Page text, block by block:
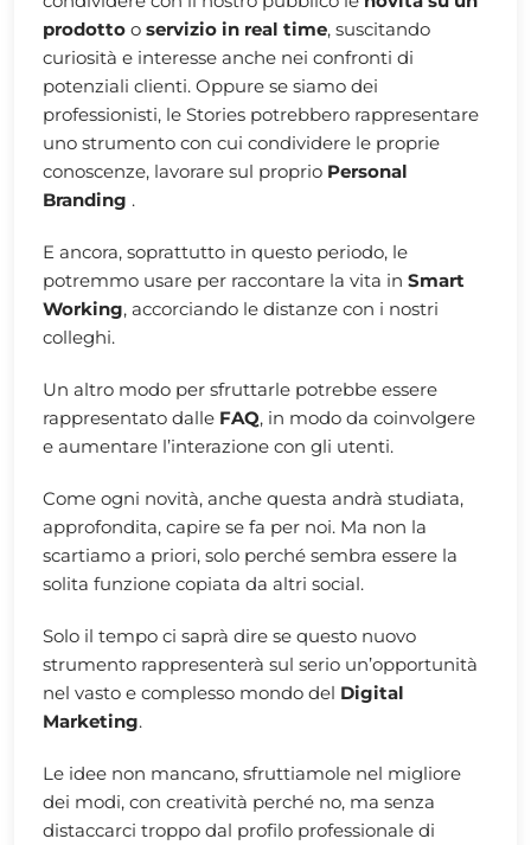
prodotto o servizio in real time, suscitando
curiosità e interesse anche nei confronti di
potenziali clienti. Oppure se siamo dei
professionisti, le Stories potrebbero rappresentare
uno strumento con cui condividere le proprie
conoscenze, lavorare sul proprio Personal
Branding .
E ancora, soprattutto in questo periodo, le
potremmo usare per raccontare la vita in Smart
Working, accorciando le distanze con i nostri
colleghi.
Un altro modo per sfruttarle potrebbe essere
rappresentato dalle FAQ, in modo da coinvolgere
e aumentare l’interazione con gli utenti.
Come ogni novità, anche questa andrà studiata,
approfondita, capire se fa per noi. Ma non la
scartiamo a priori, solo perché sembra essere la
solita funzione copiata da altri social.
Solo il tempo ci saprà dire se questo nuovo
strumento rappresenterà sul serio un’opportunità
nel vasto e complesso mondo del Digital
Marketing.
Le idee non mancano, sfruttiamole nel migliore
dei modi, con creatività perché no, ma senza
distaccarci troppo dal profilo professionale di